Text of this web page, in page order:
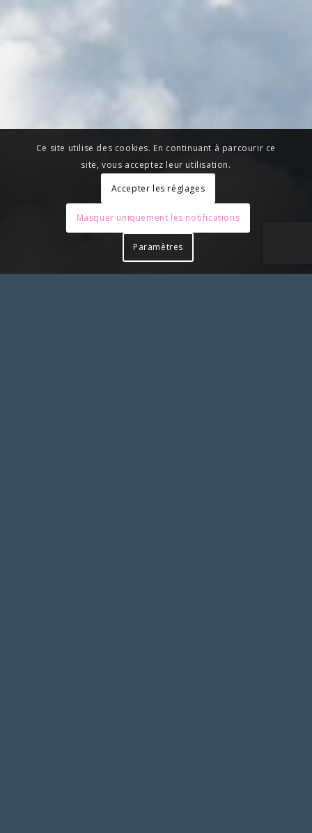
Ce site utilise des cookies. En continuant à parcourir ce
site, vous acceptez leur utilisation.
Accepter les réglages
Masquer uniquement les notifications
Paramètres